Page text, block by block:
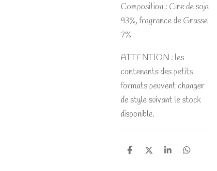
Composition : Cire de soja
93%, fragrance de Grasse
7%
ATTENTION : les
contenants des petits
formats peuvent changer
de style suivant le stock
disponible.
P
P
P
P